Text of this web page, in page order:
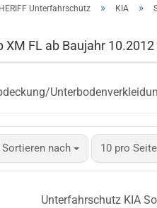
Unterfahrschutz » KIA »
XM FL ab Baujahr 10.2012
Sortieren nach
Sortieren nach 10 pro Seite
pro Seite
Unterfahrschutz KIA